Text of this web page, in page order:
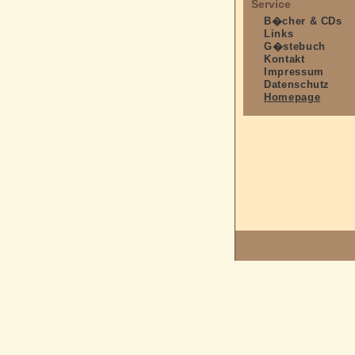
Service
B�cher & CDs
Links
G�stebuch
Kontakt
Impressum
Datenschutz
Homepage